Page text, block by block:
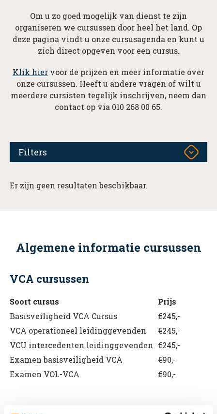
Om u zo goed mogelijk van dienst te zijn
organiseren we cursussen door heel het land. Op
deze pagina vindt u onze cursusagenda en kunt u
zich direct opgeven voor een cursus.
Klik hier voor de prijzen en meer informatie over
onze cursussen. Heeft u andere vragen of wilt u
meerdere cursisten tegelijk inschrijven, neem dan
contact op via 010 268 00 65.
Filters
Er zijn geen resultaten beschikbaar.
Algemene informatie cursussen
VCA cursussen
Soort cursus
Prijs
Basisveiligheid VCA Cursus
€245,-
VCA operationeel leidinggevenden
€245,-
VCU intercedenten leidinggevenden €245,-
Examen basisveiligheid VCA
€90,-
Examen VOL-VCA
€90,-